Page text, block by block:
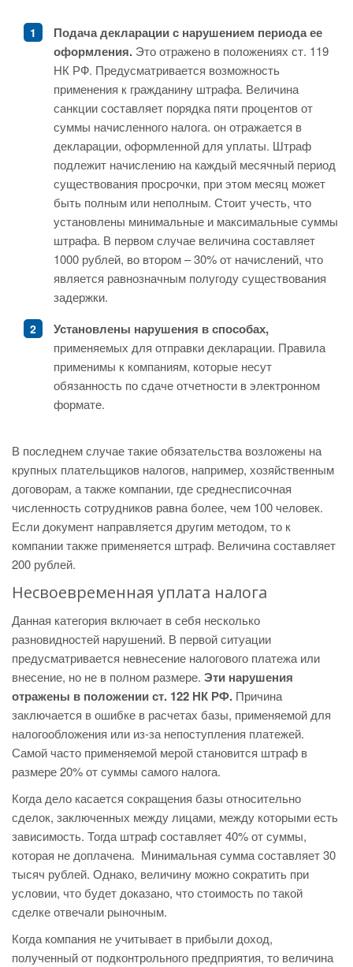
Подача декларации с нарушением периода ее
оформления. Это отражено в положениях ст. 119
НК РФ. Предусматривается возможность
применения к гражданину штрафа. Величина
санкции составляет порядка пяти процентов от
суммы начисленного налога. он отражается в
декларации, оформленной для уплаты. Штраф
подлежит начислению на каждый месячный период
существования просрочки, при этом месяц может
быть полным или неполным. Стоит учесть, что
установлены минимальные и максимальные суммы
штрафа. В первом случае величина составляет
1000 рублей, во втором – 30% от начислений, что
является равнозначным полугоду существования
задержки.
Установлены нарушения в способах,
применяемых для отправки декларации. Правила
применимы к компаниям, которые несут
обязанность по сдаче отчетности в электронном
формате.
В последнем случае такие обязательства возложены на
крупных плательщиков налогов, например, хозяйственным
договорам, а также компании, где среднесписочная
численность сотрудников равна более, чем 100 человек.
Если документ направляется другим методом, то к
компании также применяется штраф. Величина составляет
200 рублей.
Несвоевременная уплата налога
Данная категория включает в себя несколько
разновидностей нарушений. В первой ситуации
предусматривается невнесение налогового платежа или
внесение, но не в полном размере. Эти нарушения
отражены в положении ст. 122 НК РФ. Причина
заключается в ошибке в расчетах базы, применяемой для
налогообложения или из-за непоступления платежей.
Самой часто применяемой мерой становится штраф в
размере 20% от суммы самого налога.
Когда дело касается сокращения базы относительно
сделок, заключенных между лицами, между которыми есть
зависимость. Тогда штраф составляет 40% от суммы,
которая не доплачена. Минимальная сумма составляет 30
тысяч рублей. Однако, величину можно сократить при
условии, что будет доказано, что стоимость по такой
сделке отвечали рыночным.
Когда компания не учитывает в прибыли доход,
полученный от подконтрольного предприятия, то величина